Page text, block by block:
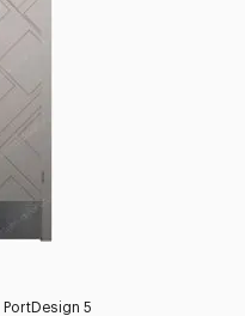
PortDesign 5